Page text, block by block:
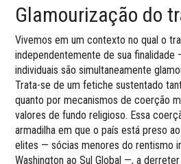
Glamourização do
Vivemos em um contexto no qual o
independentemente de sua
individuais são simultaneamente
Trata-se de um fetiche sustentado
quanto por mecanismos de coerção
valores de fundo religioso. Essa
armadilha em que o país está preso
elites — sócias menores do rentismo
Washington ao Sul Global —, a